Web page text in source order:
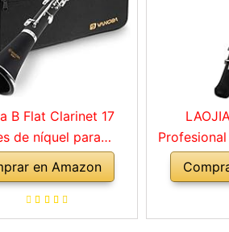
B Flat Clarinet 17
de níquel para
juego de
para estudiantes con
4C, kit de limpieza,
rígido, soporte, 10
en Amazon
Viento de
de caña